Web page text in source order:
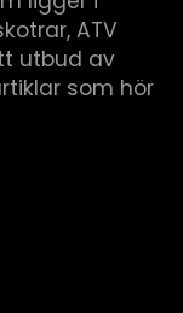
ATV
utbud av
som hör